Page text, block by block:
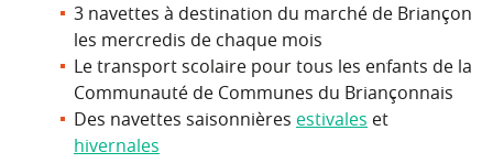
3 navettes à destination du marché de Briançon
les mercredis de chaque mois
Le transport scolaire pour tous les enfants de la
Communauté de Communes du Briançonnais
Des navettes saisonnières estivales et
hivernales